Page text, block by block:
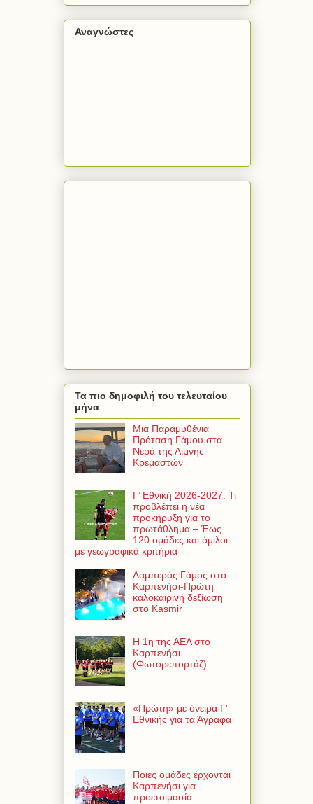
Αναγνώστες
Τα πιο δημοφιλή του τελευταίου
μήνα
Μια Παραμυθένια
Πρόταση Γάμου στα
Νερά της Λίμνης
Κρεμαστών
Γ’ Εθνική 2026-2027: Τι
προβλέπει η νέα
προκήρυξη για το
πρωτάθλημα – Έως
120 ομάδες και όμιλοι
με γεωγραφικά κριτήρια
Λαμπερός Γάμος στο
Καρπενήσι-Πρώτη
καλοκαιρινή δεξίωση
στο Kasmir
Η 1η της ΑΕΛ στο
Καρπενήσι
(Φωτορεπορτάζ)
«Πρώτη» με όνειρα Γ'
Εθνικής για τα Άγραφα
Ποιες ομάδες έρχονται
Καρπενήσι για
προετοιμασία